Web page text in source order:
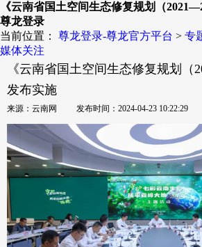
《云南省国土空间生态修复规划（
尊龙登录
当前位置： 尊龙登录-尊龙官方平台 > 专
媒体关注
《云南省国土空间生态修复规划（
发布实施
来源：云南网 发布时间：2024-04-23 10:22:29